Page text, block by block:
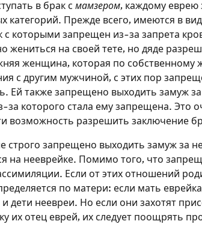
в брак с мамзером, каждому еврею
категорий. Прежде всего, имеются в
с которыми запрещен из-за запрета
жениться на своей тете, но дяде
женщина, которая по собственному
с другим мужчиной, с этих пор
Ей также запрещено выходить замуж
за которого стала ему запрещена. Это
возможность разрешить заключение
строго запрещено выходить замуж за
на нееврейке. Помимо того, что
Если от этих отношений
по матери: если мать
дети неевреи. Но если они захотят
их отец еврей, их следует поощрять